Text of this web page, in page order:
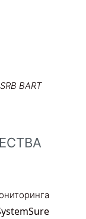
BART